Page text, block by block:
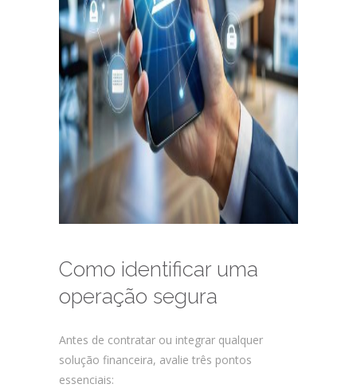
Como identificar uma
operação segura
Antes de contratar ou integrar qualquer
solução financeira, avalie três pontos
essenciais: